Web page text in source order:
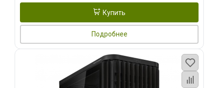
Купить
Подробнее